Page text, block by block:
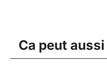
Ca peut